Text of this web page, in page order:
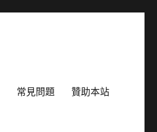
常見問題 贊助本站